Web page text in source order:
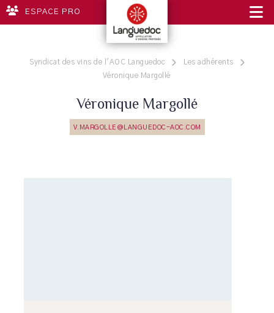
ESPACE PRO
Syndicat des vins de l'AOC Languedoc
Les adhérents
Véronique Margollé
Véronique Margollé
V.MARGOLLE@LANGUEDOC-AOC.COM